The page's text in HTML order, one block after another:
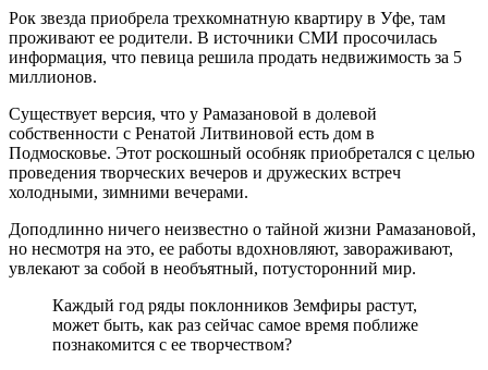
Рок звезда приобрела трехкомнатную квартиру в Уфе, там
проживают ее родители. В источники СМИ просочилась
информация, что певица решила продать недвижимость за 5
миллионов.
Существует версия, что у Рамазановой в долевой
собственности с Ренатой Литвиновой есть дом в
Подмосковье. Этот роскошный особняк приобретался с целью
проведения творческих вечеров и дружеских встреч
холодными, зимними вечерами.
Доподлинно ничего неизвестно о тайной жизни Рамазановой,
но несмотря на это, ее работы вдохновляют, завораживают,
увлекают за собой в необъятный, потусторонний мир.
Каждый год ряды поклонников Земфиры растут,
может быть, как раз сейчас самое время поближе
познакомится с ее творчеством?